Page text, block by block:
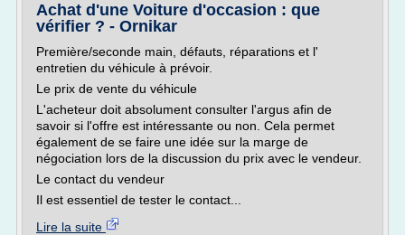
Achat d'une Voiture d'occasion : que
vérifier ? - Ornikar
Première/seconde main, défauts, réparations et l'
entretien du véhicule à prévoir.
Le prix de vente du véhicule
L'acheteur doit absolument consulter l'argus afin de
savoir si l'offre est intéressante ou non. Cela permet
également de se faire une idée sur la marge de
négociation lors de la discussion du prix avec le vendeur.
Le contact du vendeur
Il est essentiel de tester le contact...
Lire la suite